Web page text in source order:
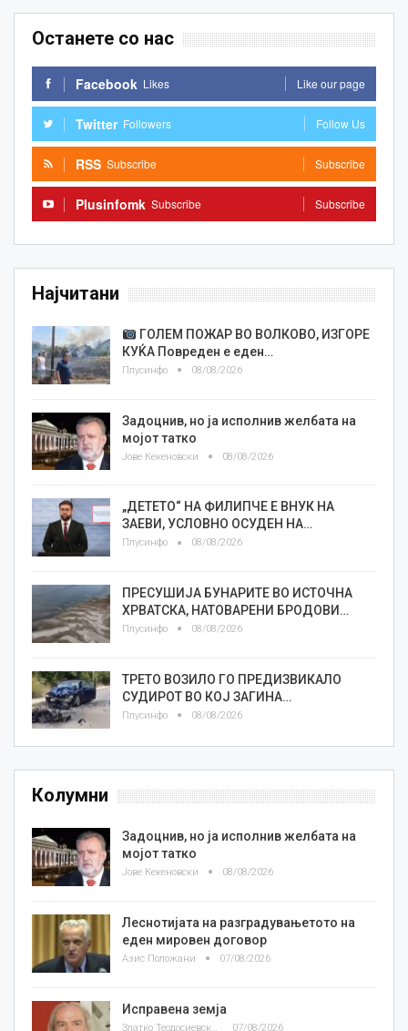
Останете со нас
Facebook Likes Like our page
Twitter Followers Follow Us
RSS Subscribe Subscribe
Plusinfomk Subscribe Subscribe
Најчитани
ГОЛЕМ ПОЖАР ВО ВОЛКОВО, ИЗГОРЕ
КУЌА Повреден е еден…
Плусинфо 08/08/2026
Задоцнив, но ја исполнив желбата на
мојот татко
Јове Кекеновски 08/08/2026
„ДЕТЕТО“ НА ФИЛИПЧЕ Е ВНУК НА
ЗАЕВИ, УСЛОВНО ОСУДЕН НА…
Плусинфо 08/08/2026
ПРЕСУШИЈА БУНАРИТЕ ВО ИСТОЧНА
ХРВАТСКА, НАТОВАРЕНИ БРОДОВИ…
Плусинфо 08/08/2026
ТРЕТО ВОЗИЛО ГО ПРЕДИЗВИКАЛО
СУДИРОТ ВО КОЈ ЗАГИНА…
Плусинфо 08/08/2026
Колумни
Задоцнив, но ја исполнив желбата на
мојот татко
Јове Кекеновски 08/08/2026
Леснотијата на разградувањетото на
еден мировен договор
Азис Положани 07/08/2026
Исправена земја
07/08/2026